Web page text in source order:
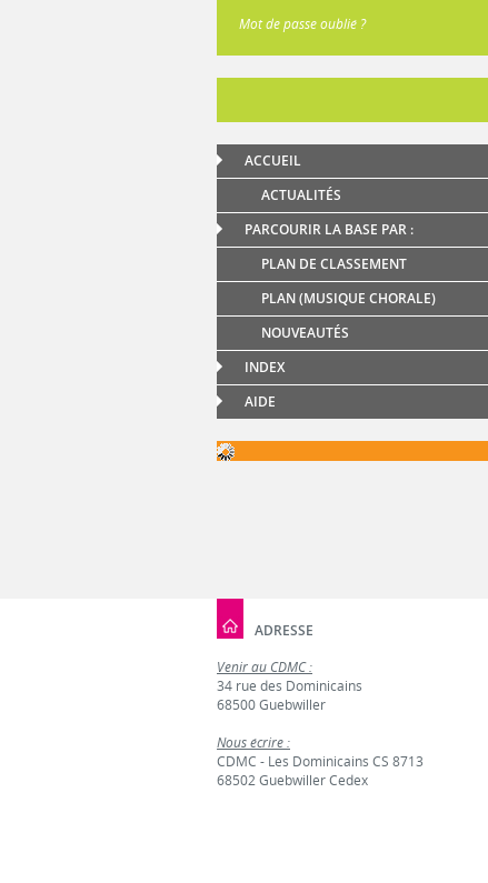
Mot de passe oublié ?
ACCUEIL
ACTUALITÉS
PARCOURIR LA BASE PAR :
PLAN DE CLASSEMENT
PLAN (MUSIQUE CHORALE)
NOUVEAUTÉS
INDEX
AIDE
ADRESSE
Venir au CDMC :
34 rue des Dominicains
68500 Guebwiller
Nous écrire :
CDMC - Les Dominicains CS 8713
68502 Guebwiller Cedex